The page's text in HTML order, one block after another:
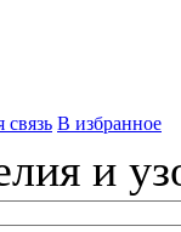
связь В избранное
и